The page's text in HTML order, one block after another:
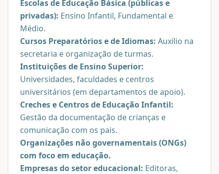
Escolas de Educação Básica (públicas e
privadas): Ensino Infantil, Fundamental e
Médio.
Cursos Preparatórios e de Idiomas: Auxílio na
secretaria e organização de turmas.
Instituições de Ensino Superior:
Universidades, faculdades e centros
universitários (em departamentos de apoio).
Creches e Centros de Educação Infantil:
Gestão da documentação de crianças e
comunicação com os pais.
Organizações não governamentais (ONGs)
com foco em educação.
Empresas do setor educacional: Editoras,